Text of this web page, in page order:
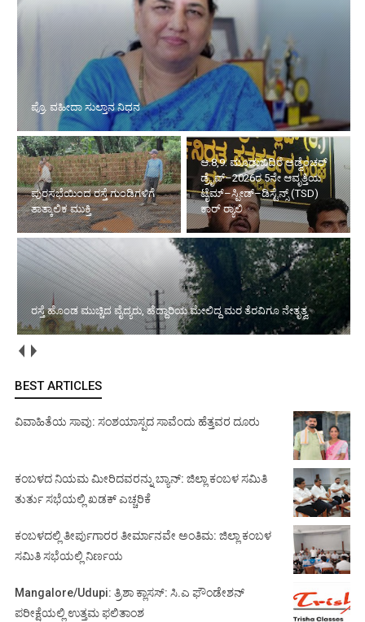
ಪ್ರೊ. ವಹೀದಾ ಸುಲ್ತಾನ ನಿಧನ
ಪುರಸಭೆಯಿಂದ ರಸ್ತೆ ಗುಂಡಿಗಳಿಗೆ
ತಾತ್ಕಾಲಿಕ ಮುಕ್ತಿ
ಆ.8,9: ಮೂಡುಬಿದಿರೆ ಅಡ್ವೆಂಚರ್
ಡ್ರೈವ್–2026ರ 5ನೇ ಆವೃತ್ತಿಯ
ಟೈಮ್–ಸ್ಪೀಡ್–ಡಿಸ್ಟೆನ್ಸ್ (TSD)
ಕಾರ್ ರ‍್ಯಾಲಿ
ರಸ್ತೆ ಹೊಂಡ ಮುಚ್ಚಿದ ವೈದ್ಯರು, ಹೆದ್ದಾರಿಯ ಮೇಲಿದ್ದ ಮರ ತೆರವಿಗೂ ನೇತೃತ್ವ
BEST ARTICLES
ವಿವಾಹಿತೆಯ ಸಾವು: ಸಂಶಯಾಸ್ಪದ ಸಾವೆಂದು ಹೆತ್ತವರ ದೂರು
ಕಂಬಳದ ನಿಯಮ ಮೀರಿದವರನ್ನು ಬ್ಯಾನ್: ಜಿಲ್ಲಾ ಕಂಬಳ ಸಮಿತಿ
ತುರ್ತು ಸಭೆಯಲ್ಲಿ ಖಡಕ್ ಎಚ್ಚರಿಕೆ
ಕಂಬಳದಲ್ಲಿ ತೀರ್ಪುಗಾರರ ತೀರ್ಮಾನವೇ ಅಂತಿಮ: ಜಿಲ್ಲಾ ಕಂಬಳ
ಸಮಿತಿ ಸಭೆಯಲ್ಲಿ ನಿರ್ಣಯ
Mangalore/Udupi: ತ್ರಿಶಾ ಕ್ಲಾಸಸ್: ಸಿ.ಎ ಫೌಂಡೇಶನ್
ಪರೀಕ್ಷೆಯಲ್ಲಿ ಉತ್ತಮ ಫಲಿತಾಂಶ